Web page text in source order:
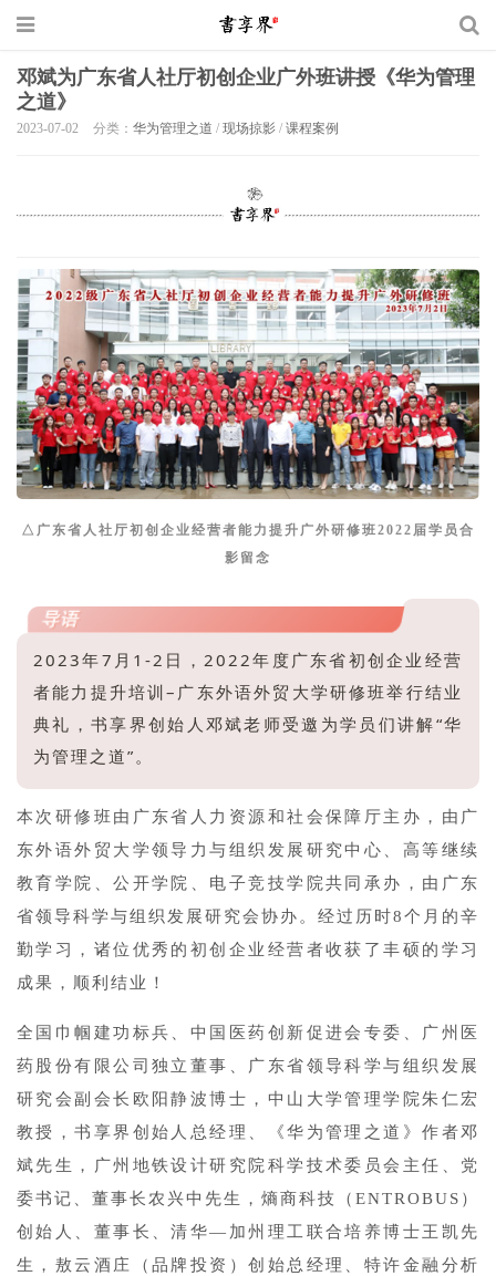
邓斌为广东省人社厅初创企业广外班讲授《华为管理
之道》
2023-07-02 分类： 华为管理之道 / 现场掠影 / 课程案例
△广东省人社厅初创企业经营者能力提升广外研修班2022 届学员合
影留念
导语
2023年7月1-2日，2022年度广东省初创企业经营
者能力提升培训–广东外语外贸大学研修班举行结业
典礼，书享界创始人邓斌老师受邀为学员们讲解“华
为管理之道”。
本次研修班由广东省人力资源和社会保障厅主办，由广
东外语外贸大学领导力与组织发展研究中心、高等继续
教育学院、公开学院、电子竞技学院共同承办，由广东
省领导科学与组织发展研究会协办。经过历时8个月的辛
勤学习，诸位优秀的初创企业经营者收获了丰硕的学习
成果，顺利结业！
全国巾帼建功标兵、中国医药创新促进会专委、广州医
药股份有限公司独立董事、广东省领导科学与组织发展
研究会副会长欧阳静波博士，中山大学管理学院朱仁宏
教授，书享界创始人总经理、《华为管理之道》作者邓
斌先生，广州地铁设计研究院科学技术委员会主任、党
委书记、董事长农兴中先生，熵商科技（ENTROBUS）
创始人、董事长、清华—加州理工联合培养博士王凯先
生，敖云酒庄（品牌投资）创始总经理、特许金融分析